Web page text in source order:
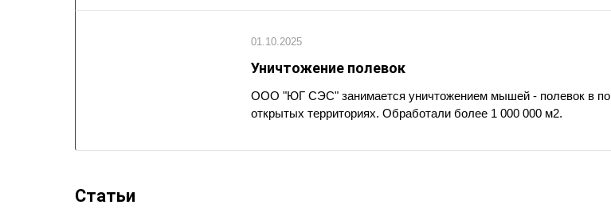
01.10.2025
Уничтожение полевок
ООО "ЮГ СЭС" занимается уничтожением мышей - полевок в
открытых территориях. Обработали более 1 000 000 м2.
Статьи